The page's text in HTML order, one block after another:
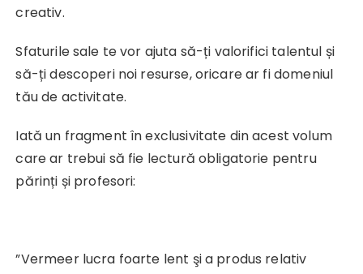
creativ.
Sfaturile sale te vor ajuta să-ți valorifici talentul și
să-ți descoperi noi resurse, oricare ar fi domeniul
tău de activitate.
Iată un fragment în exclusivitate din acest volum
care ar trebui să fie lectură obligatorie pentru
părinți și profesori:
”Vermeer lucra foarte lent şi a produs relativ